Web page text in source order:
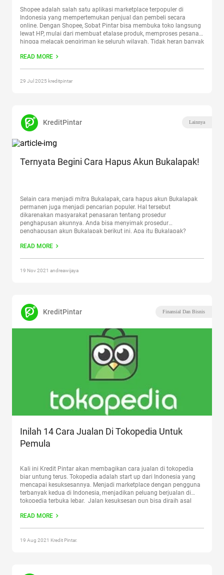
Shopee adalah salah satu aplikasi marketplace terpopuler di
Indonesia yang mempertemukan penjual dan pembeli secara
online. Dengan Shopee, Sobat Pintar bisa membuka toko langsung
lewat HP, mulai dari membuat etalase produk, memproses pesanan,
hingga melacak pengiriman ke seluruh wilayah. Tidak heran banyak
penjualan mereka. Di sini kita
READ MORE
29 Jul 2025 kreditpintar
KreditPintar Lainnya
Ternyata Begini Cara Hapus Akun Bukalapak!
Selain cara menjadi mitra Bukalapak, cara hapus akun Bukalapak
permanen juga menjadi pencarian populer. Hal tersebut
dikarenakan masyarakat penasaran tentang prosedur
penghapusan akunnya. Anda bisa menyimak prosedur
penghapusan akun Bukalapak berikut ini. Apa itu Bukalapak?
bisa digunakan para penggunanya untuk membeli dan menjual
READ MORE
19 Nov 2021 andreawijaya
KreditPintar Finansial Dan Bisnis
Inilah 14 Cara Jualan Di Tokopedia Untuk
Pemula
Kali ini Kredit Pintar akan membagikan cara jualan di tokopedia
biar untung terus. Tokopedia adalah start up dari Indonesia yang
mencapai kesuksesannya. Menjadi marketplace dengan pengguna
terbanyak kedua di Indonesia, menjadikan peluang berjualan di
tokopedia terbuka lebar. Jalan kesuksesan pun bisa diraih asal
yang susahContinue reading
READ MORE
19 Aug 2021 Kredit Pintar.